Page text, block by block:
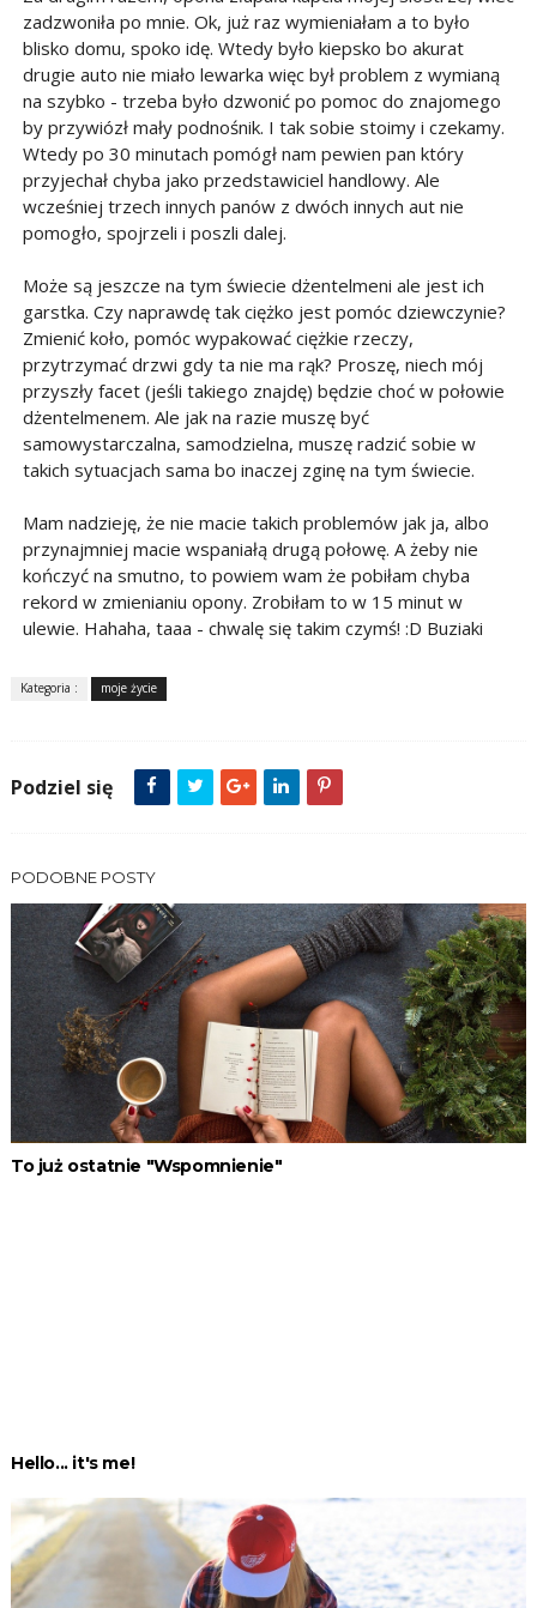
zadzwoniła po mnie. Ok, już raz wymieniałam a to było
blisko domu, spoko idę. Wtedy było kiepsko bo akurat
drugie auto nie miało lewarka więc był problem z wymianą
na szybko - trzeba było dzwonić po pomoc do znajomego
by przywiózł mały podnośnik. I tak sobie stoimy i czekamy.
Wtedy po 30 minutach pomógł nam pewien pan który
przyjechał chyba jako przedstawiciel handlowy. Ale
wcześniej trzech innych panów z dwóch innych aut nie
pomogło, spojrzeli i poszli dalej.
Może są jeszcze na tym świecie dżentelmeni ale jest ich
garstka. Czy naprawdę tak ciężko jest pomóc dziewczynie?
Zmienić koło, pomóc wypakować ciężkie rzeczy,
przytrzymać drzwi gdy ta nie ma rąk? Proszę, niech mój
przyszły facet (jeśli takiego znajdę) będzie choć w połowie
dżentelmenem. Ale jak na razie muszę być
samowystarczalna, samodzielna, muszę radzić sobie w
takich sytuacjach sama bo inaczej zginę na tym świecie.
Mam nadzieję, że nie macie takich problemów jak ja, albo
przynajmniej macie wspaniałą drugą połowę. A żeby nie
kończyć na smutno, to powiem wam że pobiłam chyba
rekord w zmienianiu opony. Zrobiłam to w 15 minut w
ulewie. Hahaha, taaa - chwalę się takim czymś! :D Buziaki
Kategoria : moje życie
Podziel się
PODOBNE POSTY
To już ostatnie "Wspomnienie"
Hello... it's me!